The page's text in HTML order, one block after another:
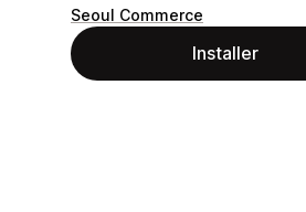
Seoul Commerce
Installer